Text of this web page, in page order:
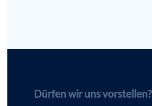
Dürfen wir uns vorstellen?